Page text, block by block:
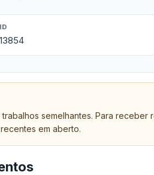
ID
13854
semelhantes. Para receber
em aberto.